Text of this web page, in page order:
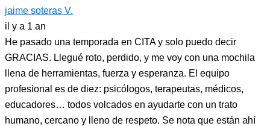
jaime soteras V.
il y a 1 an
He pasado una temporada en CITA y solo puedo decir
GRACIAS. Llegué roto, perdido, y me voy con una mochila
llena de herramientas, fuerza y esperanza. El equipo
profesional es de diez: psicólogos, terapeutas, médicos,
educadores… todos volcados en ayudarte con un trato
humano, cercano y lleno de respeto. Se nota que están ahí